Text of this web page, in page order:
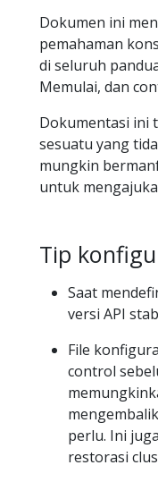
Dokumen ini
pemahaman
di seluruh
Memulai, dan
Dokumentasi ini
sesuatu yang
mungkin
untuk
Tip
Saat
versi API
File
control
perlu. Ini
restorasi